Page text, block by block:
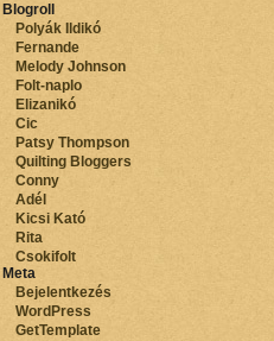
Blogroll
Polyák Ildikó
Fernande
Melody Johnson
Folt-naplo
Elizanikó
Cic
Patsy Thompson
Quilting Bloggers
Conny
Adél
Kicsi Kató
Rita
Csokifolt
Meta
Bejelentkezés
WordPress
GetTemplate